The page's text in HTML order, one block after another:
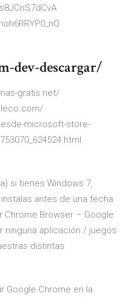
dev-descargar/
gratis.net/
microsoft-store-
si tienes Windows 7,
antes de una fecha
Chrome Browser – Google
ninguna aplicación / juegos
distintas
Google Chrome en la